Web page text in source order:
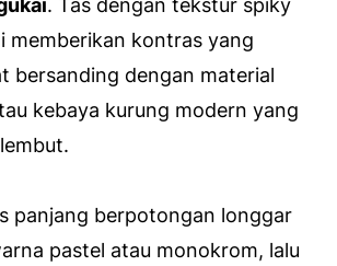
memberikan kontras yang
bersanding dengan material
kebaya kurung modern yang
panjang berpotongan longgar
pastel atau monokrom, lalu